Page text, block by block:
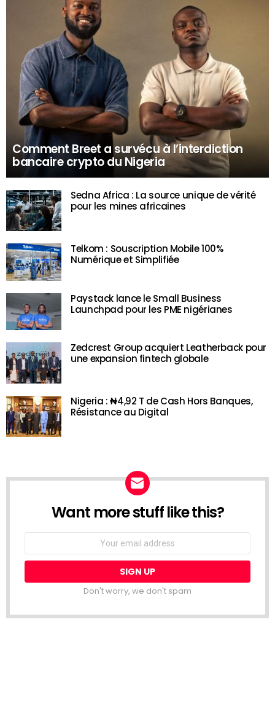
Comment Breet a survécu à l’interdiction
bancaire crypto du Nigeria
Sedna Africa : La source unique de vérité
pour les mines africaines
Telkom : Souscription Mobile 100%
Numérique et Simplifiée
Paystack lance le Small Business
Launchpad pour les PME nigérianes
Zedcrest Group acquiert Leatherback pour
une expansion fintech globale
Nigeria : ₦4,92 T de Cash Hors Banques,
Résistance au Digital
NEWSLETTER
Want more stuff like this?
Don't worry, we don't spam